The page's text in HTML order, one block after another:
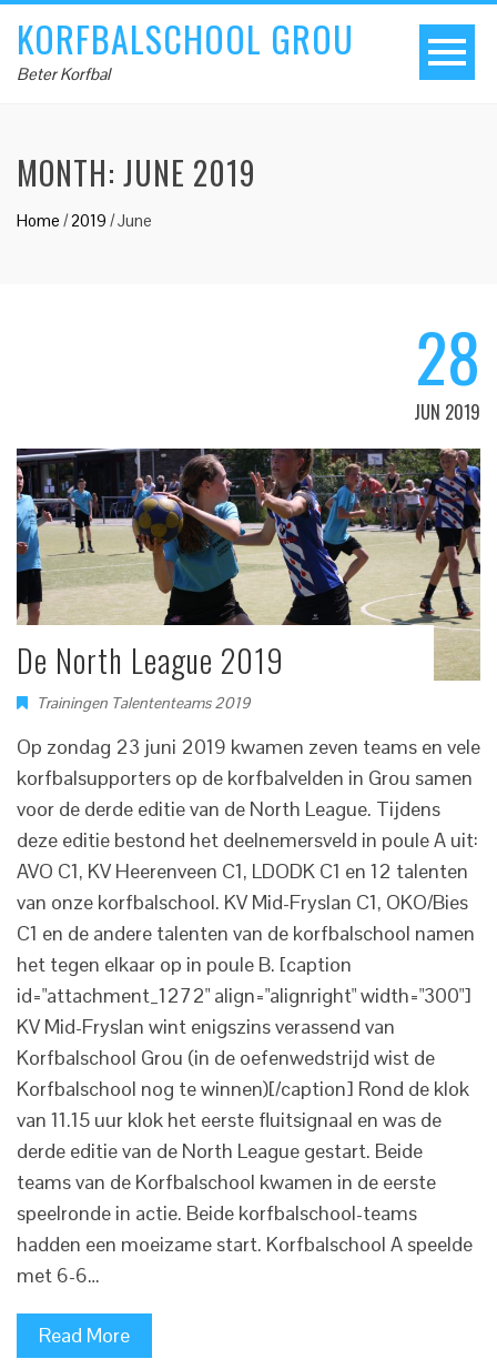
KORFBALSCHOOL GROU
Beter Korfbal
MONTH: JUNE 2019
Home /2019 /June
28
JUN 2019
De North League 2019
Trainingen Talententeams 2019
Op zondag 23 juni 2019 kwamen zeven teams en vele
korfbalsupporters op de korfbalvelden in Grou samen
voor de derde editie van de North League. Tijdens
deze editie bestond het deelnemersveld in poule A uit:
AVO C1, KV Heerenveen C1, LDODK C1 en 12 talenten
van onze korfbalschool. KV Mid-Fryslan C1, OKO/Bies
C1 en de andere talenten van de korfbalschool namen
het tegen elkaar op in poule B. [caption
id="attachment_1272" align="alignright" width="300"]
KV Mid-Fryslan wint enigszins verassend van
Korfbalschool Grou (in de oefenwedstrijd wist de
Korfbalschool nog te winnen)[/caption] Rond de klok
van 11.15 uur klok het eerste fluitsignaal en was de
derde editie van de North League gestart. Beide
teams van de Korfbalschool kwamen in de eerste
speelronde in actie. Beide korfbalschool-teams
hadden een moeizame start. Korfbalschool A speelde
met 6-6…
Read More